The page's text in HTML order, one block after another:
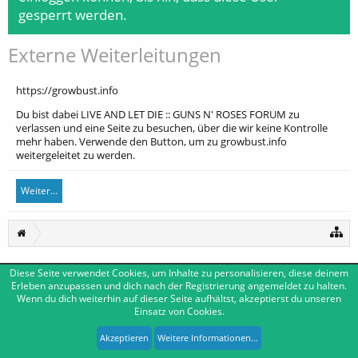
gesperrt werden.
Externe Weiterleitungen
https://growbust.info
Du bist dabei LIVE AND LET DIE :: GUNS N' ROSES FORUM zu
verlassen und eine Seite zu besuchen, über die wir keine Kontrolle
mehr haben. Verwende den Button, um zu growbust.info
weitergeleitet zu werden.
Weiter...
Deutsch [Du] Kontakt
Impressum Nutzungsbedingungen
Datenschutzerklärung
Forum software by XenForo™ |Media embeds by s9e
XenForo style by Pixel Exit
Diese Seite verwendet Cookies, um Inhalte zu personalisieren, diese deinem
Erleben anzupassen und dich nach der Registrierung angemeldet zu halten.
Wenn du dich weiterhin auf dieser Seite aufhältst, akzeptierst du unseren
Einsatz von Cookies.
Akzeptieren Weitere Informationen...